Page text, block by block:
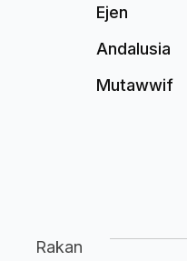
Ejen
Andalusia
Mutawwif
Rakan